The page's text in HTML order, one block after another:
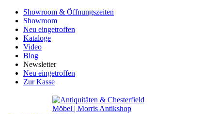
Showroom & Öffnungszeiten
Showroom
Neu eingetroffen
Kataloge
Video
Blog
Newsletter
Neu eingetroffen
Zur Kasse